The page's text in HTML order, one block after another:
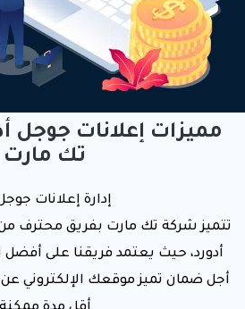
مميزات إعلانات جوجل
تك مارت
إدارة إعلانات
تتميز شركة تك مارت بفريق محترف
أدورد، حيث يعتمد فريقنا على أفضل
أجل ضمان تميز موقعك الإلكتروني